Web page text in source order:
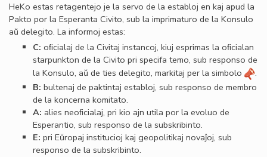
HeKo estas retagentejo je la servo de la establoj en kaj apud la
Pakto por la Esperanta Civito, sub la imprimaturo de la Konsulo
aŭ delegito. La informoj estas:
C: oﬁcialaj de la Civitaj instancoj, kiuj esprimas la oﬁcialan
starpunkton de la Civito pri specifa temo, sub responso de
la Konsulo, aŭ de ties delegito, markitaj per la simbolo
.
B: bultenaj de paktintaj establoj, sub responso de membro
de la koncerna komitato.
A: alies neoﬁcialaj, pri kio ajn utila por la evoluo de
Esperantio, sub responso de la subskribinto.
E: pri Eŭropaj institucioj kaj geopolitikaj novaĵoj, sub
responso de la subskribinto.